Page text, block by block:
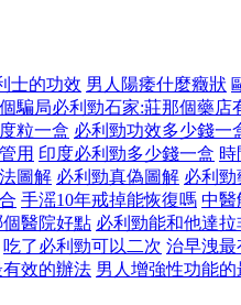
士的功效 男人陽痿什麼癥狀
騙局必利勁石家:莊那個藥店
粒一盒 必利勁功效多少錢一
用 印度必利勁多少錢一盒 時
圖解 必利勁真偽圖解 必利
手滛10年戒掉能恢復嗎 中醫
個醫院好點 必利勁能和他達
吃了必利勁可以二次 治早洩最
效的辦法 男人增強性功能